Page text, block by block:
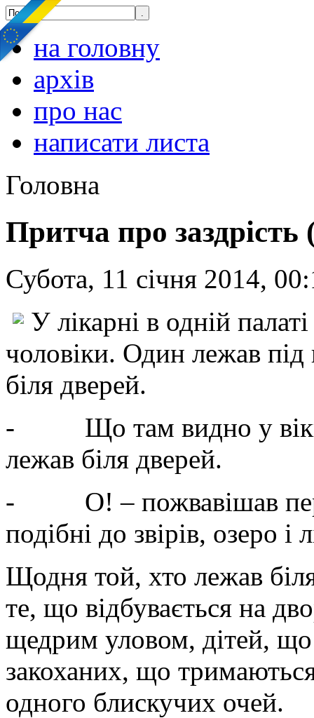
на головну
архів
про нас
написати листа
Головна
Притча про заздрість
Субота, 11 січня 2014,
У лікарні в одній
чоловіки. Один лежав під
біля дверей.
- Що там видно у
лежав біля дверей.
- О! – пожвавішав
подібні до звірів, озеро
Щодня той, хто лежав
те, що відбувається на
щедрим уловом, дітей, що
закоханих, що
одного блискучих очей.